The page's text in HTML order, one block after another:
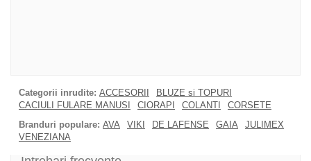
Categorii inrudite: ACCESORII
BLUZE si TOPURI
CACIULI FULARE MANUSI
CIORAPI COLANTI
CORSETE
Branduri populare: AVA VIKI DE LAFENSE GAIA
JULIMEX
VENEZIANA